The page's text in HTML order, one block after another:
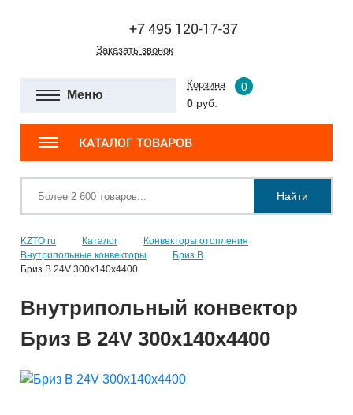
+7 495 120-17-37
Заказать звонок
Меню
Корзина
0
0 руб.
КАТАЛОГ ТОВАРОВ
Найти
KZTO.ru Каталог
Конвекторы отопления
Внутрипольные конвекторы
Бриз В
Бриз В 24V 300x140x4400
Внутрипольный конвектор
Бриз В 24V 300x140x4400